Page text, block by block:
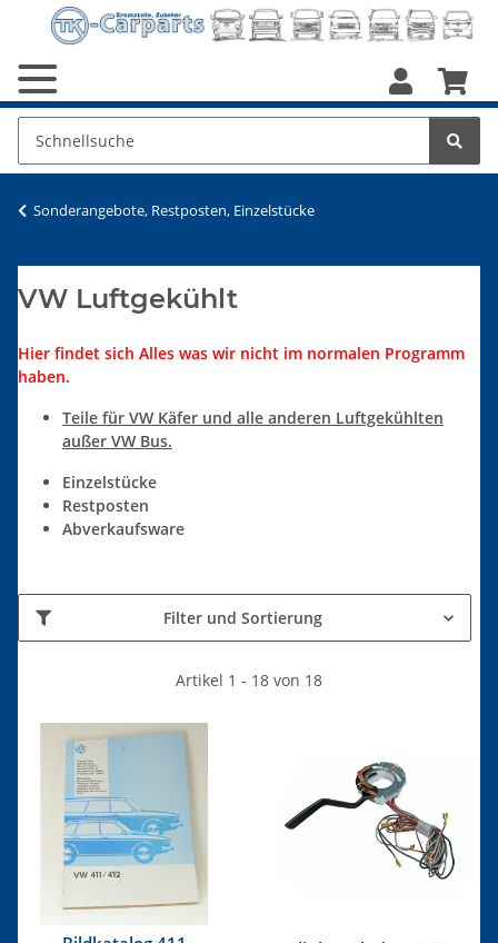
Sonderangebote, Restposten, Einzelstücke
VW Luftgekühlt
Hier findet sich Alles was wir nicht im normalen Programm
haben.
Teile für VW Käfer und alle anderen Luftgekühlten
außer VW Bus.
Einzelstücke
Restposten
Abverkaufsware
Filter und Sortierung
Artikel 1 - 18 von 18